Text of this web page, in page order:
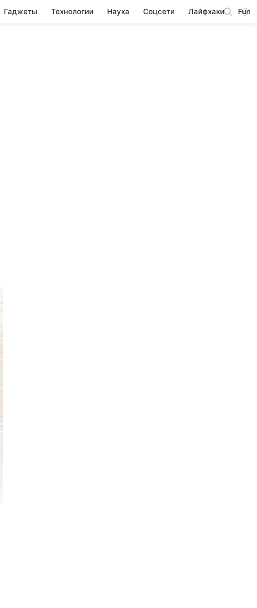
Гаджеты Технологии Наука Соцсети Лайфхаки Fun